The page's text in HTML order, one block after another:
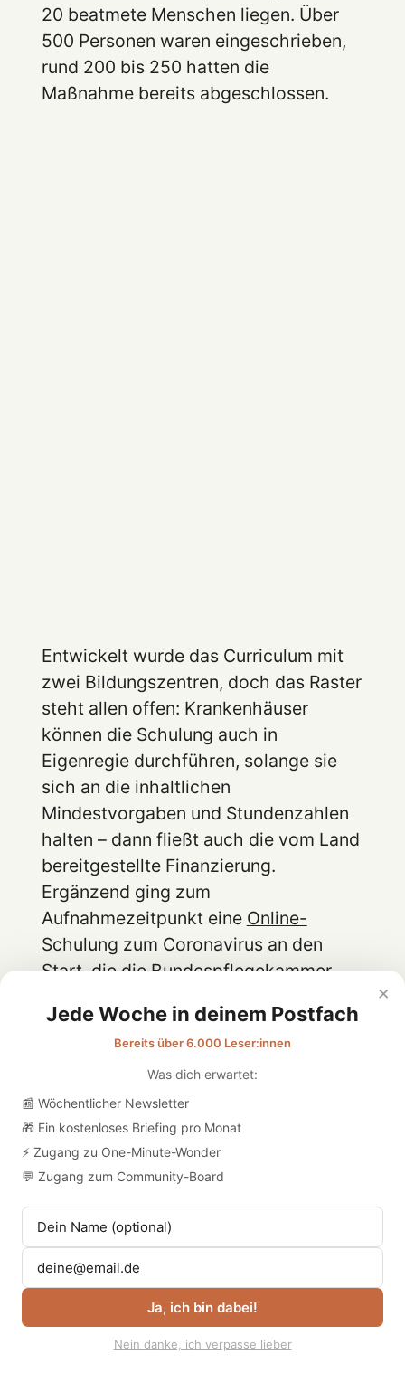
20 beatmete Menschen liegen. Über
500 Personen waren eingeschrieben,
rund 200 bis 250 hatten die
Maßnahme bereits abgeschlossen.
Entwickelt wurde das Curriculum mit
zwei Bildungszentren, doch das Raster
steht allen offen: Krankenhäuser
können die Schulung auch in
Eigenregie durchführen, solange sie
sich an die inhaltlichen
Mindestvorgaben und Stundenzahlen
halten – dann fließt auch die vom Land
bereitgestellte Finanzierung.
Ergänzend ging zum
Aufnahmezeitpunkt eine Online-
Schulung zum Coronavirusan den
Start, die die Bundespflegekammer
und dem DBfK auch für
Nichtmitglieder zugänglich machte.
×
Jede Woche in deinem Postfach
Bereits über 6.000 Leser:innen
Was dich erwartet:
📰 Wöchentlicher Newsletter
🎁 Ein kostenloses Briefing pro Monat
⚡ Zugang zu One-Minute-Wonder
💬 Zugang zum Community-Board
Ja, ich bin dabei!
Nein danke, ich verpasse lieber